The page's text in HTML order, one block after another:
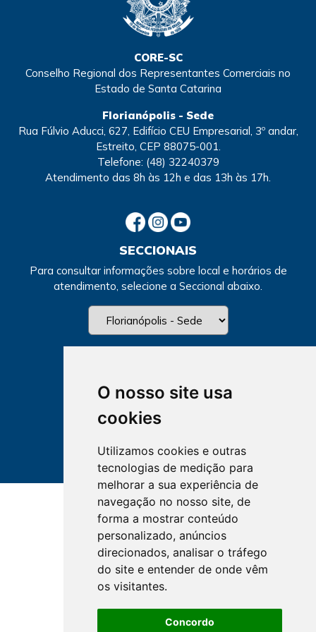
O nosso site usa
cookies
Utilizamos cookies e outras
tecnologias de medição para
melhorar a sua experiência de
navegação no nosso site, de
forma a mostrar conteúdo
personalizado, anúncios
direcionados, analisar o tráfego
do site e entender de onde vêm
os visitantes.
Concordo
CORE-SC
Conselho Regional dos Representantes Comerciais no
Estado de Santa Catarina
Florianópolis - Sede
Rua Fúlvio Aducci, 627, Edifício CEU Empresarial, 3º andar,
Estreito, CEP 88075-001.
Telefone: (48) 32240379
Atendimento das 8h às 12h e das 13h às 17h.
SECCIONAIS
Para consultar informações sobre local e horários de
atendimento, selecione a Seccional abaixo.